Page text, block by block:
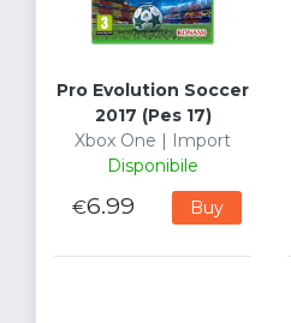
Pro Evolution Soccer
2017 (Pes 17)
Xbox One | Import
Disponibile
€6.99 Buy